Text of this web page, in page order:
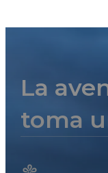
La
toma